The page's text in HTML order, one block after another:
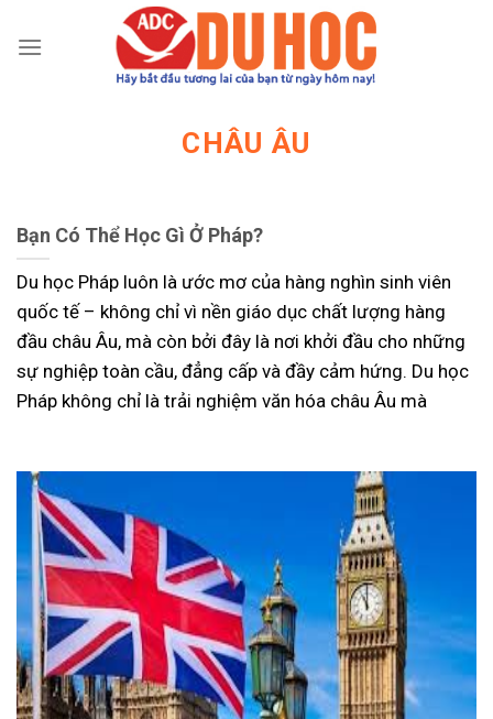
đến
CHÂU ÂU
Bạn Có Thể Học Gì Ở Pháp?
Du học Pháp luôn là ước mơ của hàng nghìn sinh viên
quốc tế – không chỉ vì nền giáo dục chất lượng hàng
đầu châu Âu, mà còn bởi đây là nơi khởi đầu cho những
sự nghiệp toàn cầu, đẳng cấp và đầy cảm hứng. Du học
Pháp không chỉ là trải nghiệm văn hóa châu Âu mà